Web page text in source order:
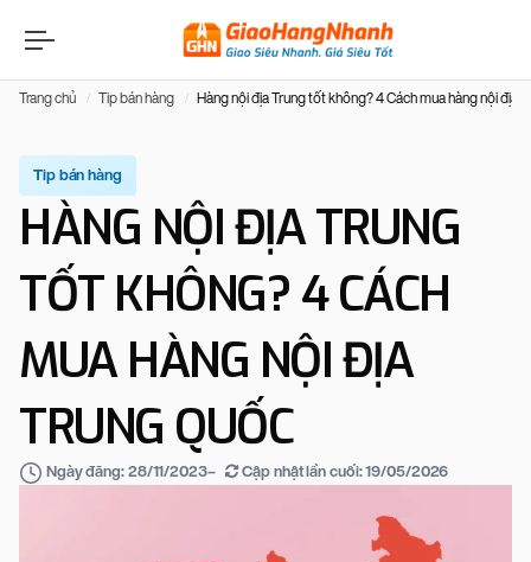
Trang chủ Tip bán hàng Hàng nội địa Trung tốt không? 4 Cách mua hàng nội địa
Tip bán hàng
HÀNG NỘI ĐỊA TRUNG
TỐT KHÔNG? 4 CÁCH
MUA HÀNG NỘI ĐỊA
TRUNG QUỐC
Ngày đăng: 28/11/2023– Cập nhật lần cuối:19/05/2026